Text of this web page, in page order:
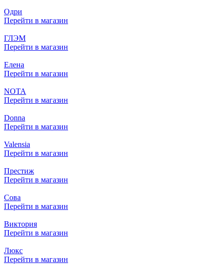
Одри
Перейти в магазин
ГЛЭМ
Перейти в магазин
Елена
Перейти в магазин
NOTA
Перейти в магазин
Donna
Перейти в магазин
Valensia
Перейти в магазин
Престиж
Перейти в магазин
Сова
Перейти в магазин
Виктория
Перейти в магазин
Люкс
Перейти в магазин